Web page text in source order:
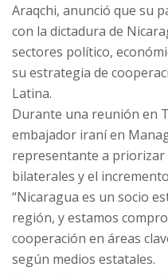
Araqchi, anunció que su
con la dictadura de
sectores político,
su estrategia de
Latina.
Durante una reunión en
embajador iraní en
representante a priorizar
bilaterales y el
“Nicaragua es un socio
región, y estamos
cooperación en áreas
según medios estatales.